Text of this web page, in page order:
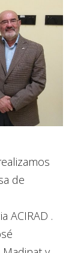
de
ACIRAD .